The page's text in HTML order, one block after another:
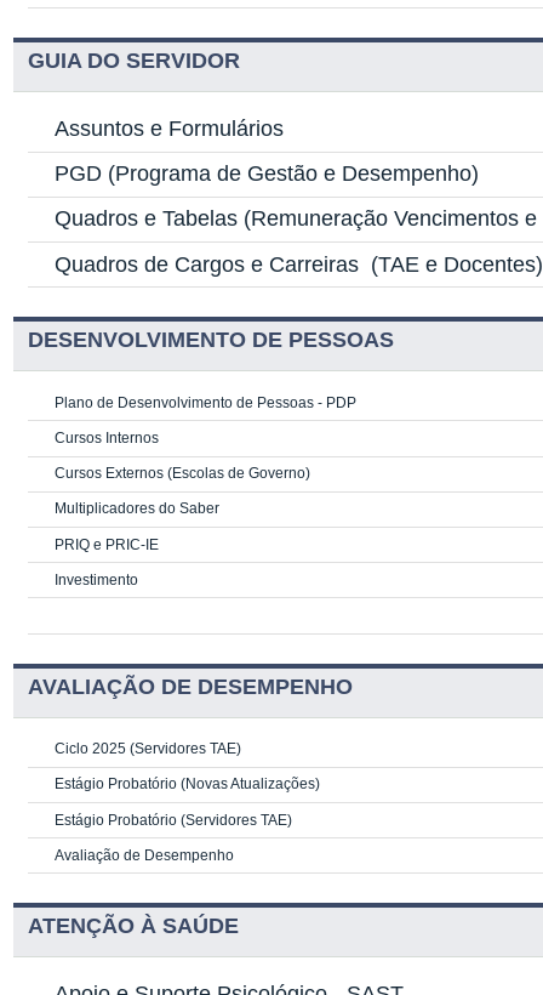
GUIA DO SERVIDOR
Assuntos e Formulários
PGD (Programa de Gestão e Desempenho)
Quadros e Tabelas (Remuneração Vencimentos
Quadros de Cargos e Carreiras (TAE e Docentes)
DESENVOLVIMENTO DE PESSOAS
Plano de Desenvolvimento de Pessoas - PDP
Cursos Internos
Cursos Externos (Escolas de Governo)
Multiplicadores do Saber
PRIQ e PRIC-IE
Investimento
AVALIAÇÃO DE DESEMPENHO
Ciclo 2025 (Servidores TAE)
Estágio Probatório (Novas Atualizações)
Estágio Probatório (Servidores TAE)
Avaliação de Desempenho
ATENÇÃO À SAÚDE